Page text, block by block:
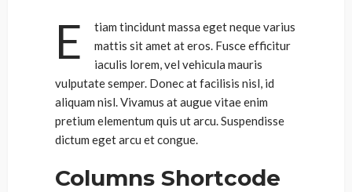
E
tiam tincidunt massa eget neque varius
mattis sit amet at eros. Fusce efficitur
iaculis lorem, vel vehicula mauris
vulputate semper. Donec at facilisis nisl, id
aliquam nisl. Vivamus at augue vitae enim
pretium elementum quis ut arcu. Suspendisse
dictum eget arcu et congue.
Columns Shortcode